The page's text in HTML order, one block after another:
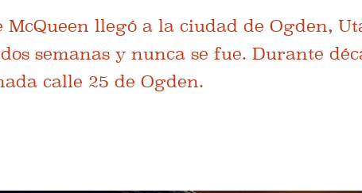
llegó a la ciudad de Ogden,
semanas y nunca se fue. Durante
calle 25 de Ogden.